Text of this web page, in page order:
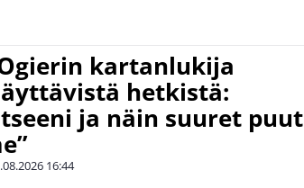
kartanlukija
hetkistä:
ja näin suuret puut
16:44